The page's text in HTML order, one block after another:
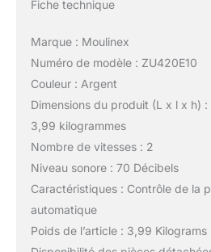
Fiche technique
Marque : Moulinex
Numéro de modèle : ZU420E10
Couleur : Argent
Dimensions du produit (L x l x h)
3,99 kilogrammes
Nombre de vitesses : 2
Niveau sonore : 70 Décibels
Caractéristiques : Contrôle de la
automatique
Poids de l’article : 3,99 Kilograms